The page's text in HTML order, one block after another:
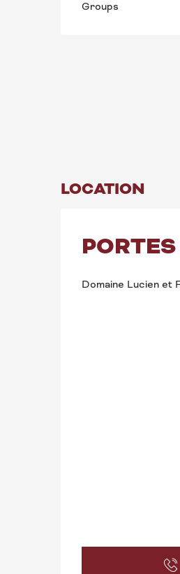
Groups
LOCATION
Domaine Lucien et